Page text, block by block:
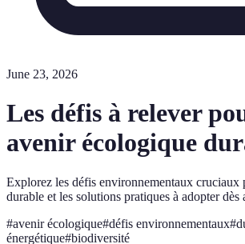
June 23, 2026
Les défis à relever
avenir écologique
Explorez les défis environnementaux cruciaux
durable et les solutions pratiques à adopter dès
#avenir écologique#défis environnementaux#
énergétique#biodiversité